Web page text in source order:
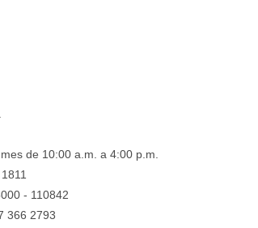
de 10:00 a.m. a 4:00 p.m.
- 110842
366 2793